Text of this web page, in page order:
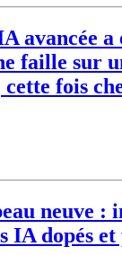
avancée a
faille sur
fois
neuve :
IA dopés